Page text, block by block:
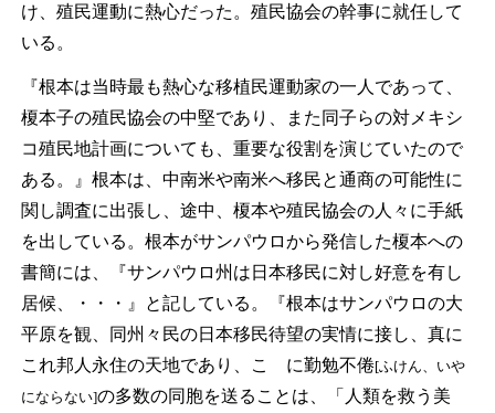
け、殖民運動に熱心だった。殖民協会の幹事に就任して
いる。
『根本は当時最も熱心な移植民運動家の一人であって、
榎本子の殖民協会の中堅であり、また同子らの対メキシ
コ殖民地計画についても、重要な役割を演じていたので
ある。』根本は、中南米や南米へ移民と通商の可能性に
関し調査に出張し、途中、榎本や殖民協会の人々に手紙
を出している。根本がサンパウロから発信した榎本への
書簡には、『サンパウロ州は日本移民に対し好意を有し
居候、・・・』と記している。『根本はサンパウロの大
平原を観、同州々民の日本移民待望の実情に接し、真に
これ邦人永住の天地であり、こゝに勤勉不倦[ふけん、いや
にならない]の多数の同胞を送ることは、「人類を救う美